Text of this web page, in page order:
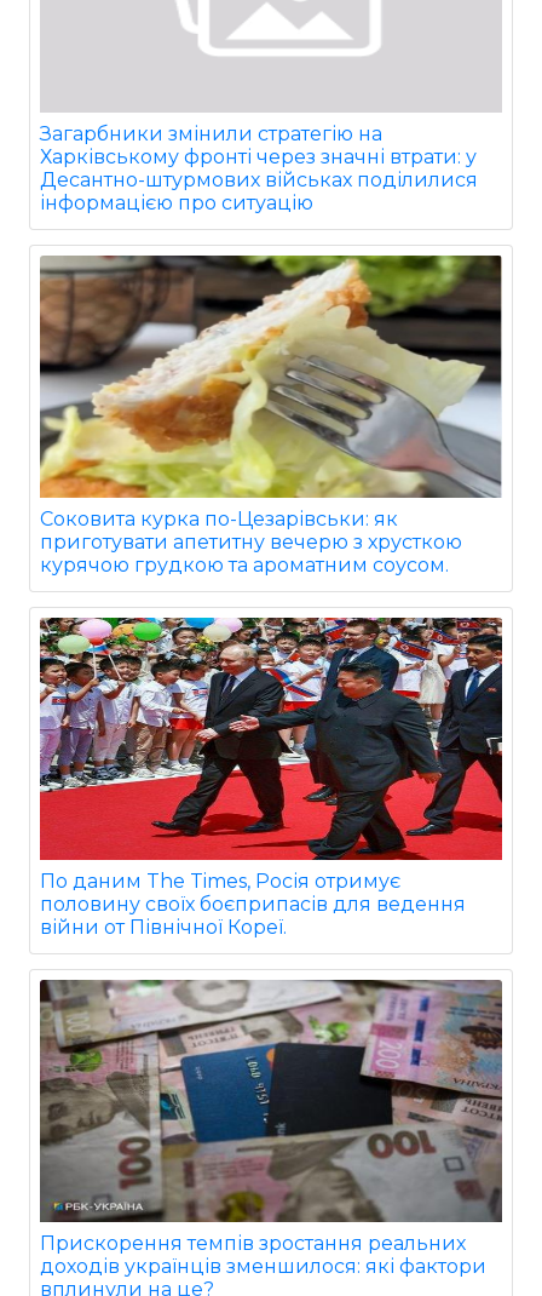
Загарбники змінили стратегію на
Харківському фронті через значні втрати: у
Десантно-штурмових військах поділилися
інформацією про ситуацію
Соковита курка по-Цезарівськи: як
приготувати апетитну вечерю з хрусткою
курячою грудкою та ароматним соусом.
По даним The Times, Росія отримує
половину своїх боєприпасів для ведення
війни от Північної Кореї.
Прискорення темпів зростання реальних
доходів українців зменшилося: які фактори
вплинули на це?